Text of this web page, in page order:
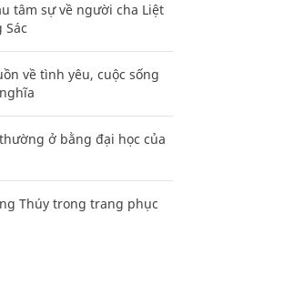
tâm sự về người cha Liệt
về tình yêu, cuộc sống
ở bằng đại học của
Thúy trong trang phục